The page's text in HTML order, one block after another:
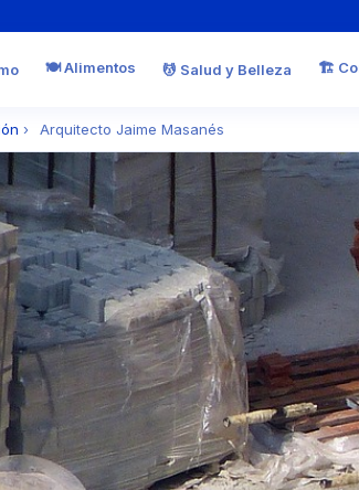
🍽️ Alimentos 💆 Salud y Belleza 🏗️
› Arquitecto Jaime Masanés